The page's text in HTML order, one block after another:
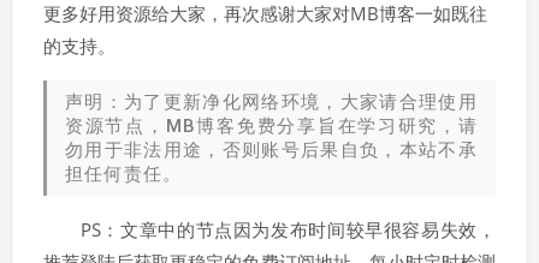
更多好用资源给大家，再次感谢大家对MB博客一如既往
的支持。
声明：为了更新净化网络环境，大家请合理使用
资源节点，MB博客免费分享旨在学习研究，请
勿用于非法用途，否则账号后果自负，本站不承
担任何责任。
PS：文章中的节点因为发布时间较早很容易失效，